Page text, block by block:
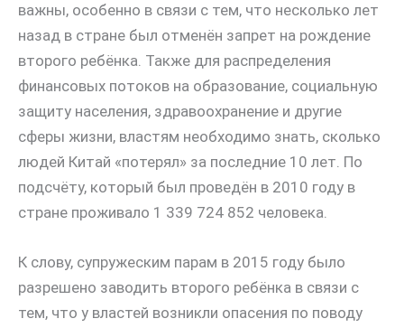
важны, особенно в связи с тем, что несколько лет
назад в стране был отменён запрет на рождение
второго ребёнка. Также для распределения
финансовых потоков на образование, социальную
защиту населения, здравоохранение и другие
сферы жизни, властям необходимо знать, сколько
людей Китай «потерял» за последние 10 лет. По
подсчёту, который был проведён в 2010 году в
стране проживало 1 339 724 852 человека.
К слову, супружеским парам в 2015 году было
разрешено заводить второго ребёнка в связи с
тем, что у властей возникли опасения по поводу